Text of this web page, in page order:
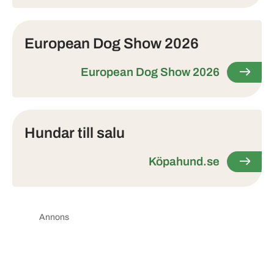
European Dog Show 2026
European Dog Show 2026
Hundar till salu
Köpahund.se
Annons